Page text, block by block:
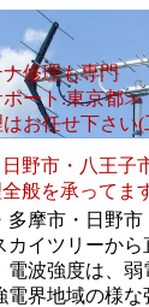
修理も専門
ート:東京都≫
お任せ下さい
野市・八王子
般を承ってま
摩市・日野市
カイツリーから
電波強度は、
電界地域の様